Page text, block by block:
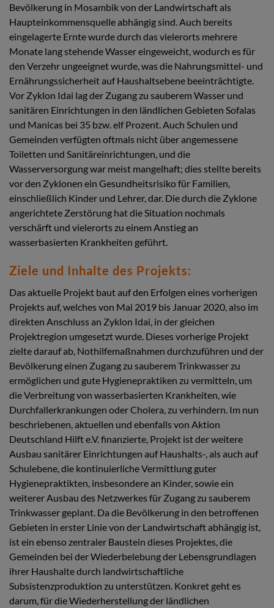
Bevölkerung in Mosambik von der Landwirtschaft als
Haupteinkommensquelle abhängig sind. Auch bereits
eingelagerte Ernte wurde durch das vielerorts mehrere
Monate lang stehende Wasser eingeweicht, wodurch es für
den Verzehr ungeeignet wurde, was die Nahrungsmittel- und
Ernährungssicherheit auf Haushaltsebene beeinträchtigte.
Vor Zyklon Idai lag der Zugang zu sauberem Wasser und
sanitären Einrichtungen in den ländlichen Gebieten Sofalas
und Manicas bei 35 bzw. elf Prozent. Auch Schulen und
Gemeinden verfügten oftmals nicht über angemessene
Toiletten und Sanitäreinrichtungen, und die
Wasserversorgung war meist mangelhaft; dies stellte bereits
vor den Zyklonen ein Gesundheitsrisiko für Familien,
einschließlich Kinder und Lehrer, dar. Die durch die Zyklone
angerichtete Zerstörung hat die Situation nochmals
verschärft und vielerorts zu einem Anstieg an
wasserbasierten Krankheiten geführt.
Ziele und Inhalte des Projekts:
Das aktuelle Projekt baut auf den Erfolgen eines vorherigen
Projekts auf, welches von Mai 2019 bis Januar 2020, also im
direkten Anschluss an Zyklon Idai, in der gleichen
Projektregion umgesetzt wurde. Dieses vorherige Projekt
zielte darauf ab, Nothilfemaßnahmen durchzuführen und der
Bevölkerung einen Zugang zu sauberem Trinkwasser zu
ermöglichen und gute Hygienepraktiken zu vermitteln, um
die Verbreitung von wasserbasierten Krankheiten, wie
Durchfallerkrankungen oder Cholera, zu verhindern. Im nun
beschriebenen, aktuellen und ebenfalls von Aktion
Deutschland Hilft e.V. finanzierte, Projekt ist der weitere
Ausbau sanitärer Einrichtungen auf Haushalts-, als auch auf
Schulebene, die kontinuierliche Vermittlung guter
Hygienepraktikten, insbesondere an Kinder, sowie ein
weiterer Ausbau des Netzwerkes für Zugang zu sauberem
Trinkwasser geplant. Da die Bevölkerung in den betroffenen
Gebieten in erster Linie von der Landwirtschaft abhängig ist,
ist ein ebenso zentraler Baustein dieses Projektes, die
Gemeinden bei der Wiederbelebung der Lebensgrundlagen
ihrer Haushalte durch landwirtschaftliche
Subsistenzproduktion zu unterstützen. Konkret geht es
darum, für die Wiederherstellung der ländlichen